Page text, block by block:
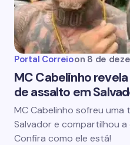
Portal Correioon 8 de
MC Cabelinho
de assalto em
MC Cabelinho sofreu
Salvador e compartilhou
Confira como ele está!